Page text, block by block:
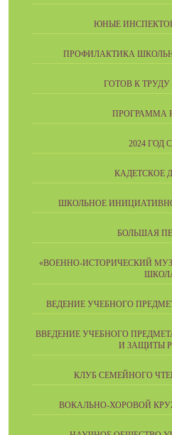
ЮНЫЕ
ПРОФИЛАКТИКА
ГОТОВ К
ПРОГРАММА
2024 ГОД
КАДЕТСКОЕ
ШКОЛЬНОЕ
БОЛЬШАЯ
«ВОЕННО-ИСТОРИЧЕСКИЙ
ВЕДЕНИЕ УЧЕБНОГО
ВВЕДЕНИЕ УЧЕБНОГО
И ЗАЩИТЫ
КЛУБ СЕМЕЙНОГО
ВОКАЛЬНО-ХОРОВОЙ